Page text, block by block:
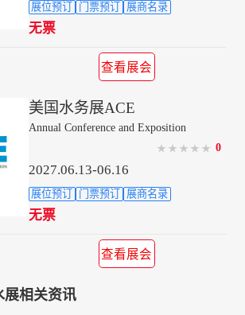
展位预订 门票预订 展商名录
无票
查看展会
美国水务展ACE
Annual Conference and Exposition
★ ★ ★ ★ ★ 0
2027.06.13-06.16
展位预订 门票预订 展商名录
无票
查看展会
展相关资讯